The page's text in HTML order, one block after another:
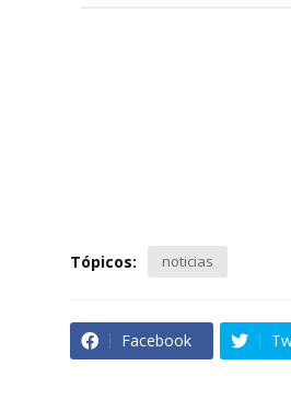
Tópicos: noticias
Facebook